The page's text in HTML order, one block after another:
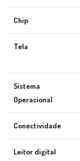
Chip
Tela
Sistema
Operacional
Conectividade
Leitor digital